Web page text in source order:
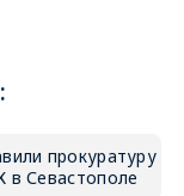
прокуратуру
в Севастополе